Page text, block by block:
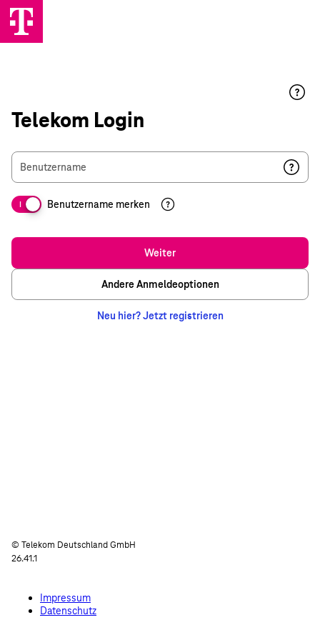
Telekom Login
Benutzername
I Benutzername merken
Weiter
Andere Anmeldeoptionen
Neu hier? Jetzt registrieren
© Telekom Deutschland GmbH
26.41.1
Impressum
Datenschutz